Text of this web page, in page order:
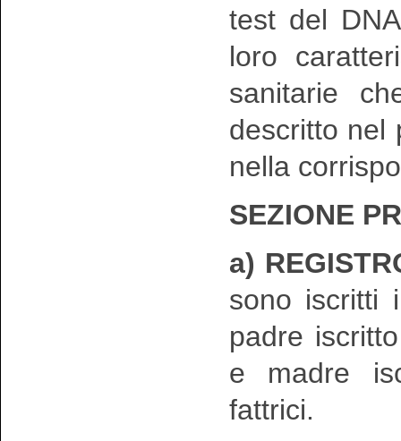
test del
loro
sanitarie
descritto nel
nella
SEZIONE
a)
sono iscritti
padre
e madre
fattrici.